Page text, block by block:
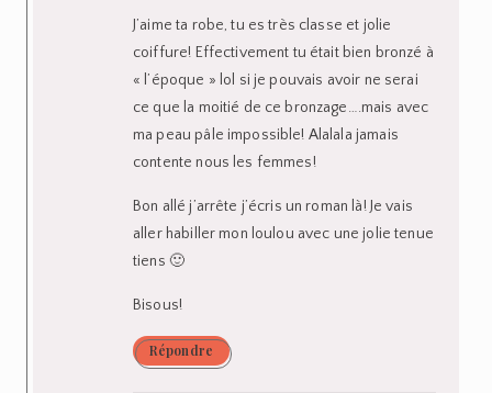
J’aime ta robe, tu es très classe et jolie
coiffure! Effectivement tu était bien bronzé à
« l’époque » lol si je pouvais avoir ne serai
ce que la moitié de ce bronzage….mais avec
ma peau pâle impossible! Alalala jamais
contente nous les femmes!
Bon allé j’arrête j’écris un roman là! Je vais
aller habiller mon loulou avec une jolie tenue
tiens 🙂
Bisous!
Répondre